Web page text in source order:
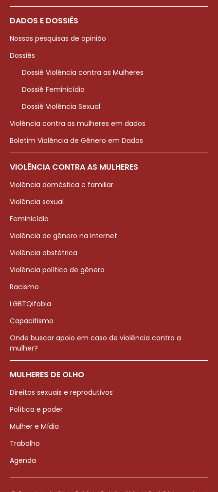
DADOS E DOSSIÊS
Nossas pesquisas de opinião
Dossiês
Dossiê Violência contra as Mulheres
Dossiê Feminicídio
Dossiê Violência Sexual
Violência contra as mulheres em dados
Boletim Violência de Gênero em Dados
VIOLÊNCIA CONTRA AS MULHERES
Violência doméstica e familiar
Violência sexual
Feminicídio
Violência de gênero na internet
Violência obstétrica
Violência política de gênero
Racismo
LGBTQIfobia
Capacitismo
Onde buscar apoio em caso de violência contra a
mulher?
MULHERES DE OLHO
Direitos sexuais e reprodutivos
Política e poder
Mulher e Mídia
Trabalho
Agenda